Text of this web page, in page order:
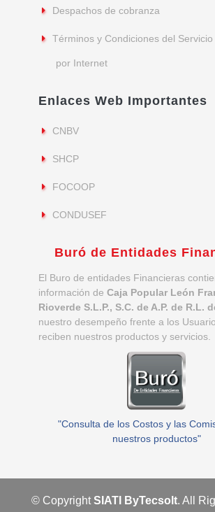
Despachos de cobranza
Términos y Condiciones del
por Internet
Enlaces Web Importantes
CNBV
SHCP
FOCOOP
CONDUSEF
Buró de Entidades
El Buro de entidades Financieras
información de Caja Popular León
Rioverde S.L.P., S.C. de A.P. de R.L.
nuestro desempeño frente a los
reciben nuestros productos y servicios.
"Consulta de los Costos y las
nuestros productos"
© Copyright SIATI ByTecsolt. All